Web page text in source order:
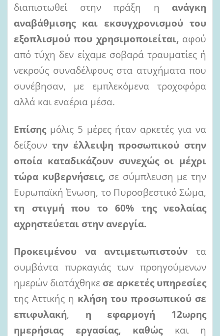
διαπιστωθεί στην πράξη η ανάγκη
αναβάθμισης και εκσυγχρονισμού του
εξοπλισμού που χρησιμοποιείται, αφού
από τύχη δεν είχαμε σοβαρά τραυματίες ή
νεκρούς συναδέλφους στα ατυχήματα που
συνέβησαν, με εμπλεκόμενα τροχοφόρα
αλλά και εναέρια μέσα.
Επίσης μόλις 5 μέρες ήταν αρκετές για να
δείξουν την έλλειψη προσωπικού στην
οποία καταδικάζουν συνεχώς οι μέχρι
τώρα κυβερνήσεις, σε σύμπλευση με την
Ευρωπαϊκή Ένωση, το Πυροσβεστικό Σώμα,
τη
στιγμή που το 60% της νεολαίας
αχρηστεύεται στην ανεργία.
Προκειμένου να αντιμετωπιστούν
τα
συμβάντα πυρκαγιάς των προηγούμενων
ημερών διατάχθηκε σε αρκετές υπηρεσίες
της Αττικής η κλήση του προσωπικού σε
επιφυλακή, η εφαρμογή
12ωρης
ημερήσιας
εργασίας, καθώς
και η